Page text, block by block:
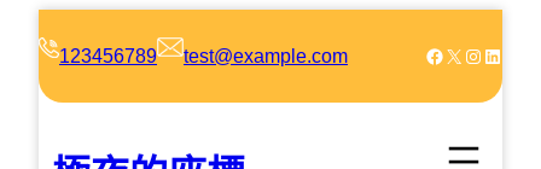
123456789 test@example.com Facebook X Instagram LinkedIn